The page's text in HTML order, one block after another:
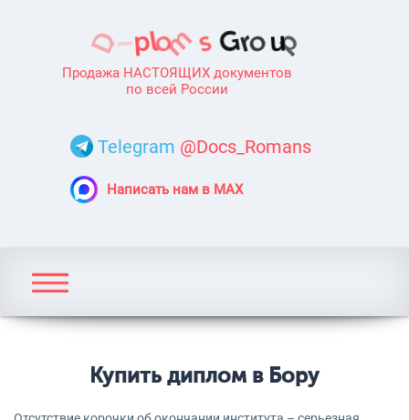
Продажа НАСТОЯЩИХ документов
по всей России
Telegram @Docs_Romans
Написать нам в MAX
Купить диплом в Бору